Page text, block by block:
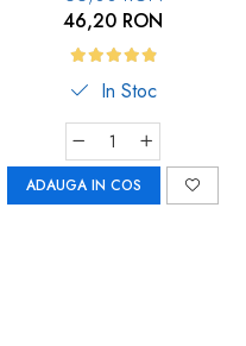
46,20 RON
In Stoc
ADAUGA IN COS